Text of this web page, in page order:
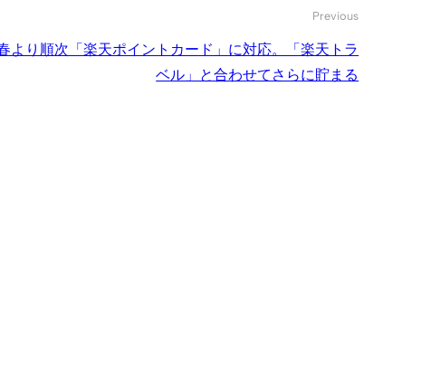
Previous
より順次「楽天ポイントカード」に対応。「楽天トラ
ベル」と合わせてさらに貯まる